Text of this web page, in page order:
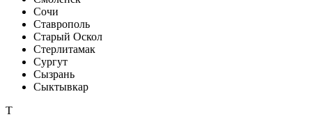
Сочи
Ставрополь
Старый Оскол
Стерлитамак
Сургут
Сызрань
Сыктывкар
Т